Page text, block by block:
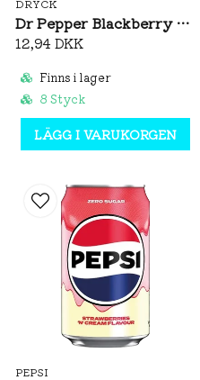
DRYCK
Dr Pepper Blackberry 355ml
12,94 DKK
Finns i lager
8 Styck
LÄGG I VARUKORGEN
PEPSI